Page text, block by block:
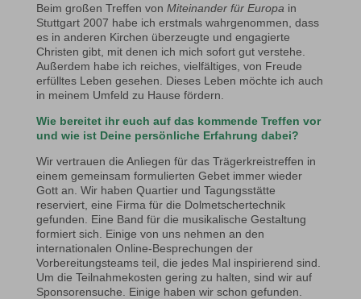
Beim großen Treffen von Miteinander für Europa in
Stuttgart 2007 habe ich erstmals wahrgenommen, dass
es in anderen Kirchen überzeugte und engagierte
Christen gibt, mit denen ich mich sofort gut verstehe.
Außerdem habe ich reiches, vielfältiges, von Freude
erfülltes Leben gesehen. Dieses Leben möchte ich auch
in meinem Umfeld zu Hause fördern.
Wie bereitet ihr euch auf das kommende Treffen vor
und wie ist Deine persönliche Erfahrung dabei?
Wir vertrauen die Anliegen für das Trägerkreistreffen in
einem gemeinsam formulierten Gebet immer wieder
Gott an. Wir haben Quartier und Tagungsstätte
reserviert, eine Firma für die Dolmetschertechnik
gefunden. Eine Band für die musikalische Gestaltung
formiert sich. Einige von uns nehmen an den
internationalen Online-Besprechungen der
Vorbereitungsteams teil, die jedes Mal inspirierend sind.
Um die Teilnahmekosten gering zu halten, sind wir auf
Sponsorensuche. Einige haben wir schon gefunden.